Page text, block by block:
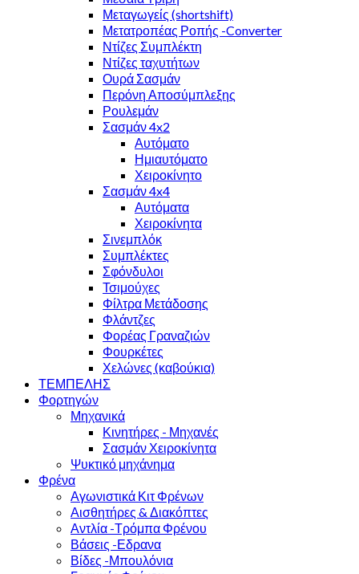
Μεταγωγείς (shortshift)
Μετατροπέας Ροπής -Converter
Ντίζες Συμπλέκτη
Ντίζες ταχυτήτων
Ουρά Σασμάν
Περόνη Αποσύμπλεξης
Ρουλεμάν
Σασμάν 4x2
Αυτόματο
Ημιαυτόματο
Χειροκίνητο
Σασμάν 4x4
Αυτόματα
Χειροκίνητα
Σινεμπλόκ
Συμπλέκτες
Σφόνδυλοι
Τσιμούχες
Φίλτρα Μετάδοσης
Φλάντζες
Φορέας Γραναζιών
Φουρκέτες
Χελώνες (καβούκια)
ΤΕΜΠΕΛΗΣ
Φορτηγών
Μηχανικά
Κινητήρες - Μηχανές
Σασμάν Χειροκίνητα
Ψυκτικό μηχάνημα
Φρένα
Αγωνιστικά Κιτ Φρένων
Αισθητήρες & Διακόπτες
Αντλία -Τρόμπα Φρένου
Βάσεις -Εδρανα
Βίδες -Μπουλόνια